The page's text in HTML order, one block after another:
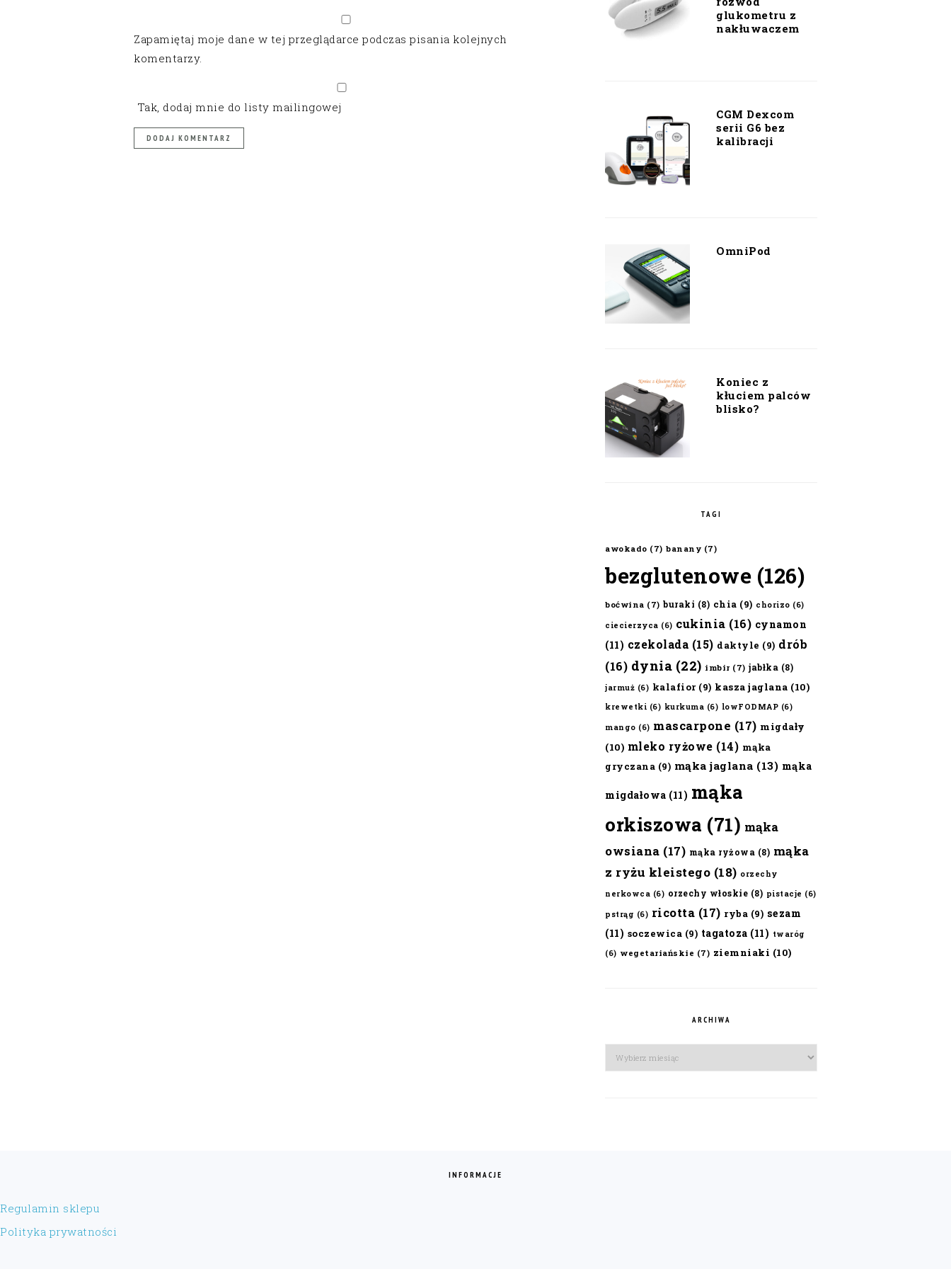
Zapamiętaj moje dane w tej przeglądarce podczas pisania kolejnych
komentarzy.
Tak, dodaj mnie do listy mailingowej
glukometru z
nakłuwaczem
CGM Dexcom
serii G6 bez
kalibracji
OmniPod
Koniec z
kłuciem palców
blisko?
TAGI
awokado (7) banany (7)
bezglutenowe (126)
boćwina (7) buraki (8) chia (9) chorizo (6)
ciecierzyca (6) cukinia (16) cynamon
(11) czekolada (15) daktyle (9) drób
(16) dynia (22) imbir (7) jabłka (8)
jarmuż (6) kalafior(9) kasza jaglana (10)
krewetki (6) kurkuma (6) lowFODMAP (6)
mango (6) mascarpone (17) migdały
(10) mleko ryżowe (14) mąka
gryczana (9) mąka jaglana (13) mąka
migdałowa (11) mąka
orkiszowa (71) mąka
owsiana (17) mąka ryżowa (8) mąka
z ryżu kleistego (18) orzechy
nerkowca (6) orzechy włoskie (8) pistacje (6)
pstrąg (6) ricotta (17) ryba (9) sezam
(11) soczewica (9) tagatoza (11) twaróg
(6) wegetariańskie (7) ziemniaki (10)
ARCHIWA
Archiwa
INFORMACJE
Regulamin sklepu
Polityka prywatności